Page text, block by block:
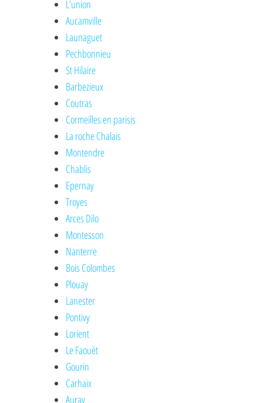
L’union
Aucamville
Launaguet
Pechbonnieu
St Hilaire
Barbezieux
Coutras
Cormeilles en parisis
La roche Chalais
Montendre
Chablis
Epernay
Troyes
Arces Dilo
Montesson
Nanterre
Bois Colombes
Plouay
Lanester
Pontivy
Lorient
Le Faouët
Gourin
Carhaix
Auray